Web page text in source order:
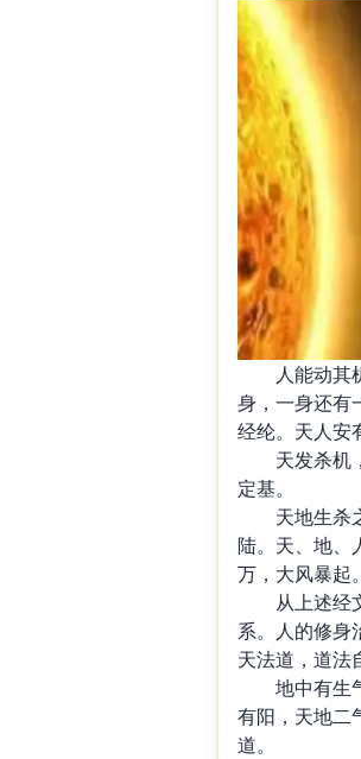
人能动其机
身，一身还有
经纶。天人安
天发杀机，
定基。
天地生杀之
陆。天、地、
万，大风暴起
从上述经文
系。人的修身
天法道，道法
地中有生气
有阳，天地二
道。